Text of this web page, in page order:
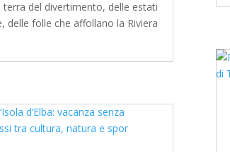
terra del divertimento, delle estati
delle folle che affollano la Riviera